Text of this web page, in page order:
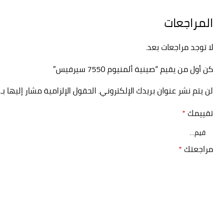
المراجعات
لا توجد مراجعات بعد.
كن أول من يقيم “صينية ألمنيوم 7550 سيرفيس”
لن يتم نشر عنوان بريدك الإلكتروني. الحقول الإلزامية مشار إليها بـ
تقييمك*
مراجعتك*